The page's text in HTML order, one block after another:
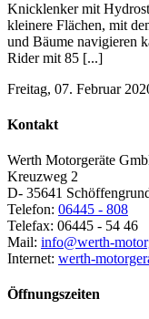
Knicklenker mit
kleinere Flächen, mit
und Bäume navigieren
Rider mit 85 [...]
Freitag, 07. Februar
Kontakt
Werth Motorgeräte
Kreuzweg 2
D- 35641
Telefon: 06445 - 808
Telefax: 06445 - 54 46
Mail: info@werth-
Internet: werth-
Öffnungszeiten